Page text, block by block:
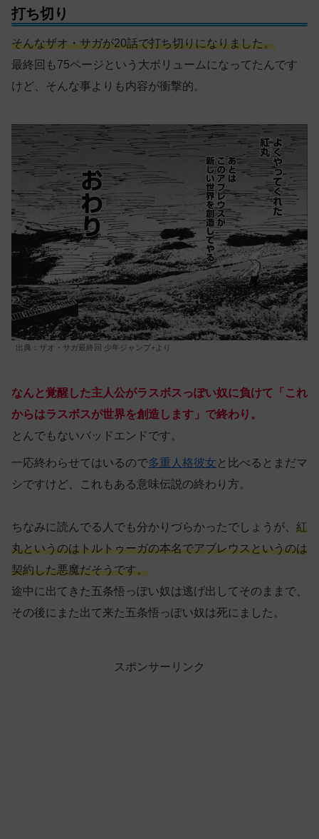
打ち切り
そんなザオ・サガが20話で打ち切りになりました。
最終回も75ページという大ボリュームになってたんです
けど、そんな事よりも内容が衝撃的。
出典：ザオ・サガ最終回 少年ジャンプ+より
なんと覚醒した主人公がラスボスっぽい奴に負けて「これ
からはラスボスが世界を創造します」で終わり。
とんでもないバッドエンドです。
一応終わらせてはいるので多重人格彼女 と比べるとまだマ
シですけど、これもある意味伝説の終わり方。
ちなみに読んでる人でも分かりづらかったでしょうが、 紅
丸というのはトルトゥーガの本名でアブレウスというのは
契約した悪魔だそうです。
途中に出てきた五条悟っぽい奴は逃げ出してそのままで、
その後にまた出て来た五条悟っぽい奴は死にました。
スポンサーリンク